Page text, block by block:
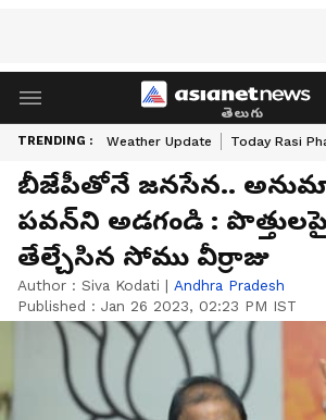
తెలుగు
TRENDING : Weather Update Today Rasi
బీజేపీతోనే జనసేన..
పవన్‌ని అడగండి :
తేల్చేసిన సోము వీర్రాజు
Author : Siva Kodati | Andhra Pradesh
Published : Jan 26 2023, 02:23 PM IST